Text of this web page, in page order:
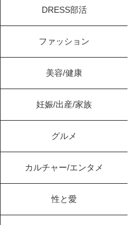
DRESS部活
ファッション
美容/健康
妊娠/出産/家族
グルメ
カルチャー/エンタメ
性と愛